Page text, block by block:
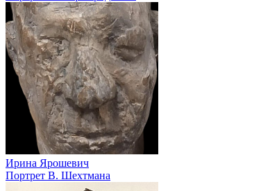
Ирина Ярошевич
Портрет В. Шехтмана